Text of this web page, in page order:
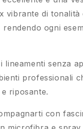
di
ogni
senza
professionali
riposante.
con